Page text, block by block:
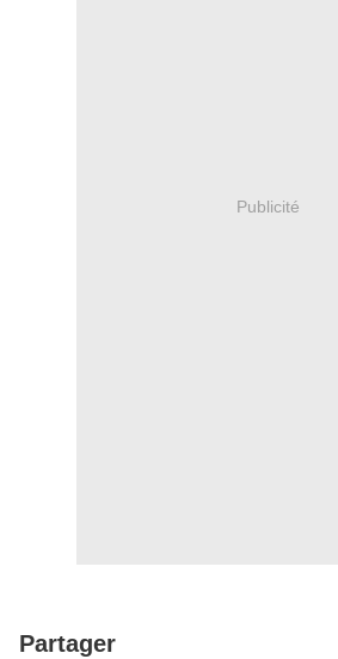
Publicité
Partager